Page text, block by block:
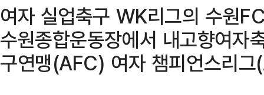
여자 실업축구 WK리그의 수원
수원종합운동장에서 내고향여
구연맹(AFC) 여자 챔피언스리